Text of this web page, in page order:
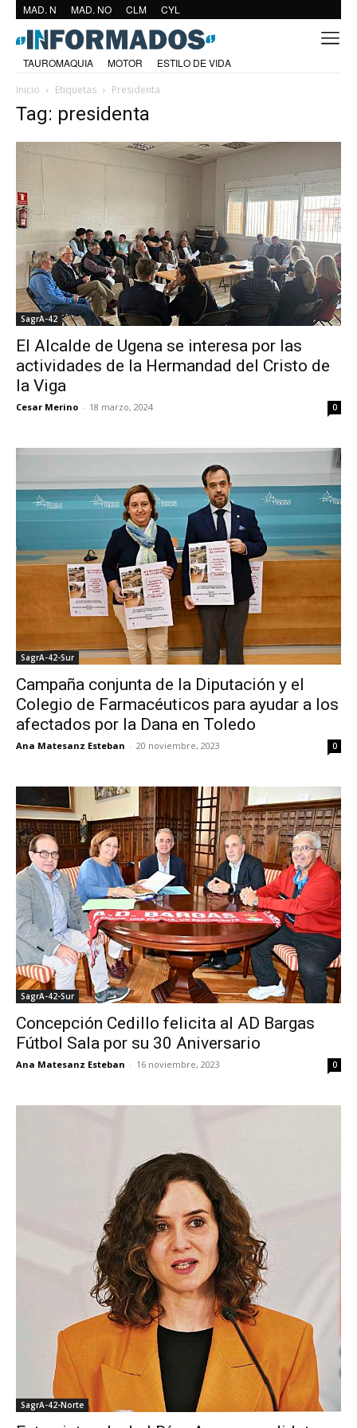
MAD. N MAD. NO CLM CYL
TAUROMAQUIA MOTOR
ESTILO DE VIDA
Inicio
Etiquetas Presidenta
Tag: presidenta
SagrA-42
El Alcalde de Ugena se interesa por las
actividades de la Hermandad del Cristo de
la Viga
Cesar Merino - 18 marzo, 2024 0
SagrA-42-Sur
Campaña conjunta de la Diputación y el
Colegio de Farmacéuticos para ayudar a los
afectados por la Dana en Toledo
Ana Matesanz Esteban - 20 noviembre, 2023 0
SagrA-42-Sur
Concepción Cedillo felicita al AD Bargas
Fútbol Sala por su 30 Aniversario
Ana Matesanz Esteban - 16 noviembre, 2023 0
SagrA-42-Norte